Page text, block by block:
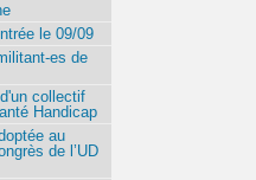
le 09/09
es de
collectif
Handicap
au
de l’UD